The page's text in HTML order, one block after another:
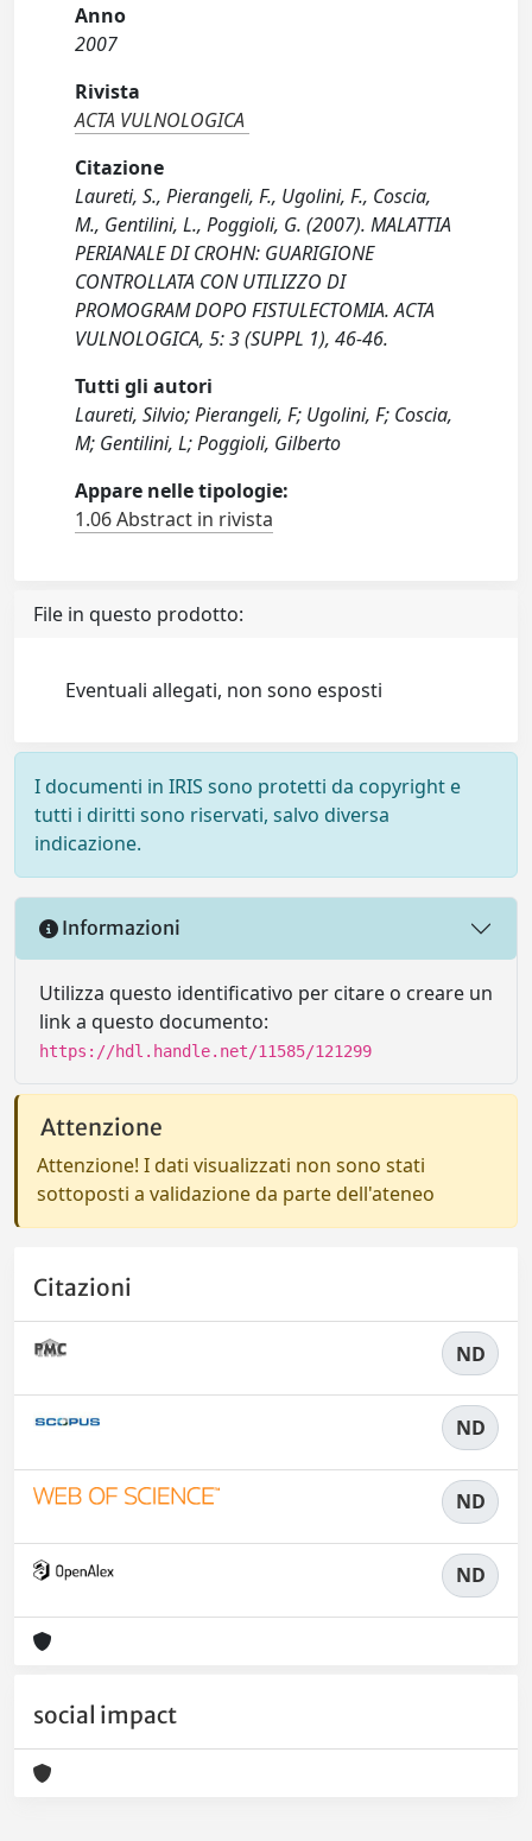
Anno
2007
Rivista
ACTA VULNOLOGICA
Citazione
Laureti, S., Pierangeli, F., Ugolini, F., Coscia,
M., Gentilini, L., Poggioli, G. (2007). MALATTIA
PERIANALE DI CROHN: GUARIGIONE
CONTROLLATA CON UTILIZZO DI
PROMOGRAM DOPO FISTULECTOMIA. ACTA
VULNOLOGICA, 5: 3 (SUPPL 1), 46-46.
Tutti gli autori
Laureti, Silvio; Pierangeli, F; Ugolini, F; Coscia,
M; Gentilini, L; Poggioli, Gilberto
Appare nelle tipologie:
1.06 Abstract in rivista
File in questo prodotto:
Eventuali allegati, non sono esposti
I documenti in IRIS sono protetti da copyright e
tutti i diritti sono riservati, salvo diversa
indicazione.
Informazioni
Utilizza questo identificativo per citare o creare un
link a questo documento:
https://hdl.handle.net/11585/121299
Attenzione
Attenzione! I dati visualizzati non sono stati
sottoposti a validazione da parte dell'ateneo
Citazioni
ND
ND
ND
ND
social impact